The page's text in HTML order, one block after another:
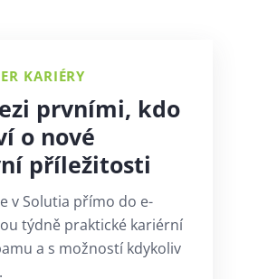
KARIÉRY
prvními, kdo
o nové
příležitosti
v Solutia přímo do e-
týdně praktické kariérní
a s možností kdykoliv